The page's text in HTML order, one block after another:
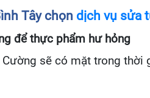
Tây chọn dịch vụ sửa
để thực phẩm hư hỏng
sẽ có mặt trong